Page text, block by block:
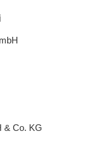
& Co. KG